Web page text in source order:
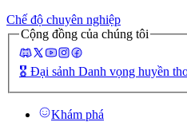
Chế độ chuyên nghiệp
Cộng đồng của chúng tôi
🎖️ Đại sảnh Danh vọng huyền
Khám phá